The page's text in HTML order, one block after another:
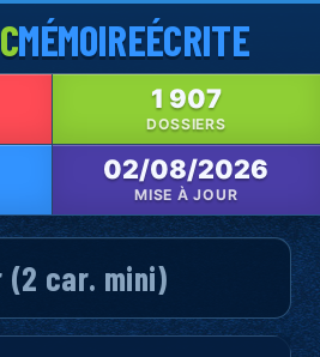
MÉMOIREÉCRITE
1 907
DOSSIERS
02/08/2026
MISE À JOUR